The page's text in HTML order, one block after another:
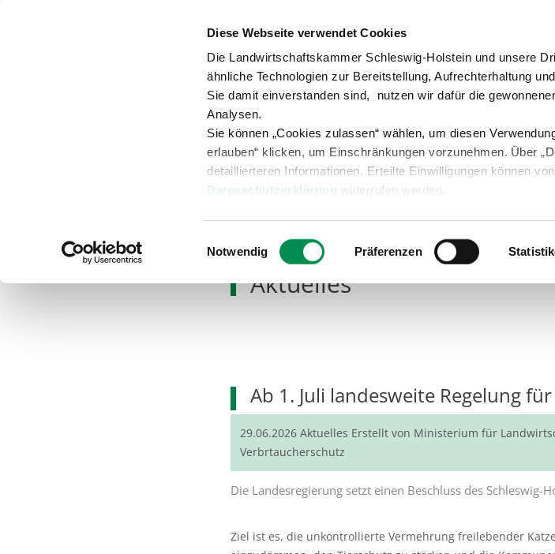
Diese Webseite verwendet Cookies
Die Landwirtschaftskammer Schleswig-Holstein und unsere
ähnliche Technologien zur Bereitstellung, Aufrechterhaltung
Sie damit einverstanden sind, nutzen wir dafür die
Analysen.
Sie können „Cookies zulassen“ wählen, um diesen
erlauben“ klicken, um Einschränkungen vorzunehmen. Über
detaillierteren Informationen. Erteilte Einwilligungen können
Datenschutzerklärung widerrufen werden.
Einwilligungsauswahl
Notwendig Präferenzen
Ansprechpartner & Berater
Versuche Beratung Landwirtschaft Öko
Aktuelles
Ab 1. Juli landesweite Regelung
29.06.2026Aktuelles Erstellt von Ministerium für
Verbrtaucherschutz
Die Landesregierung setzt einen Beschluss des Schleswig-
Ziel ist es, die unkontrollierte Vermehrung freilebender